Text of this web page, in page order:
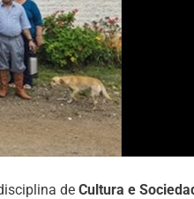
de Cultura e